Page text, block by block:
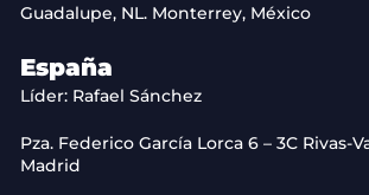
Guadalupe, NL. Monterrey, México
España
Líder: Rafael Sánchez
Pza. Federico García Lorca 6 – 3C Rivas-
Madrid